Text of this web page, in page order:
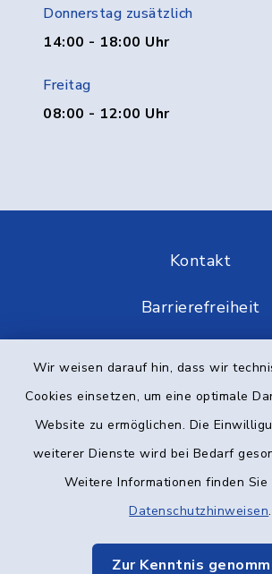
Wir weisen darauf hin, dass wir
Cookies einsetzen, um eine optimale
Website zu ermöglichen. Die
weiterer Dienste wird bei Bedarf
Weitere Informationen finden Sie
Datenschutzhinweisen.
Zur Kenntnis
Donnerstag zusätzlich
14:00 - 18:00 Uhr
Freitag
08:00 - 12:00 Uhr
Kontakt
Barrierefreiheit
Impressum
Elektronische
Sitemap
Cookie-